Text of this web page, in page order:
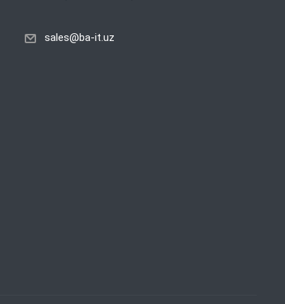
sales@ba-it.uz